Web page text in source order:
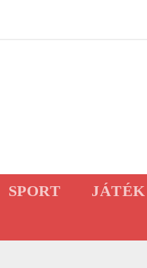
SPORT JÁTÉK